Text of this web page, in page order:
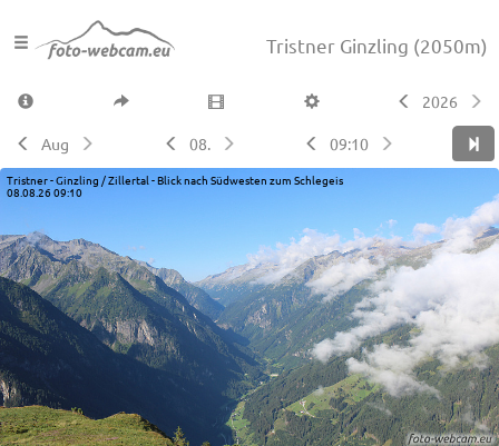
Tristner Ginzling (2050m)
2026
Aug 08. 09:10
Tristner - Ginzling / Zillertal - Blick nach Südwesten zum Schlegeis
08.08.26 09:10